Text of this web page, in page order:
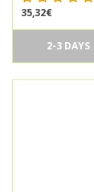
35,32€
2-3 DAYS